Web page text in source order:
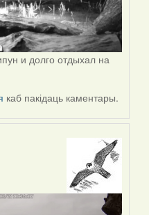
и долго отдыхал на
каб пакідаць каментары.